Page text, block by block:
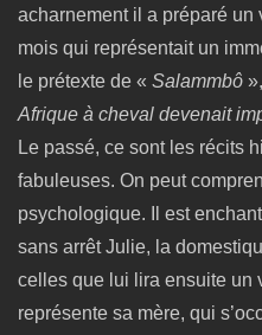
acharnement il a préparé
mois qui représentait un
le prétexte de « Salammbô
Afrique à cheval devenait
Le passé, ce sont les récits
fabuleuses. On peut
psychologique. Il est
sans arrêt Julie, la
celles que lui lira ensuite un
représente sa mère, qui